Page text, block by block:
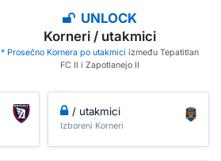
UNLOCK
Korneri / utakmici
* Prosečno Kornera po utakmiciizmeđu Tepatitlan
FC II i Zapotlanejo II
/ utakmici
Izboreni Korneri